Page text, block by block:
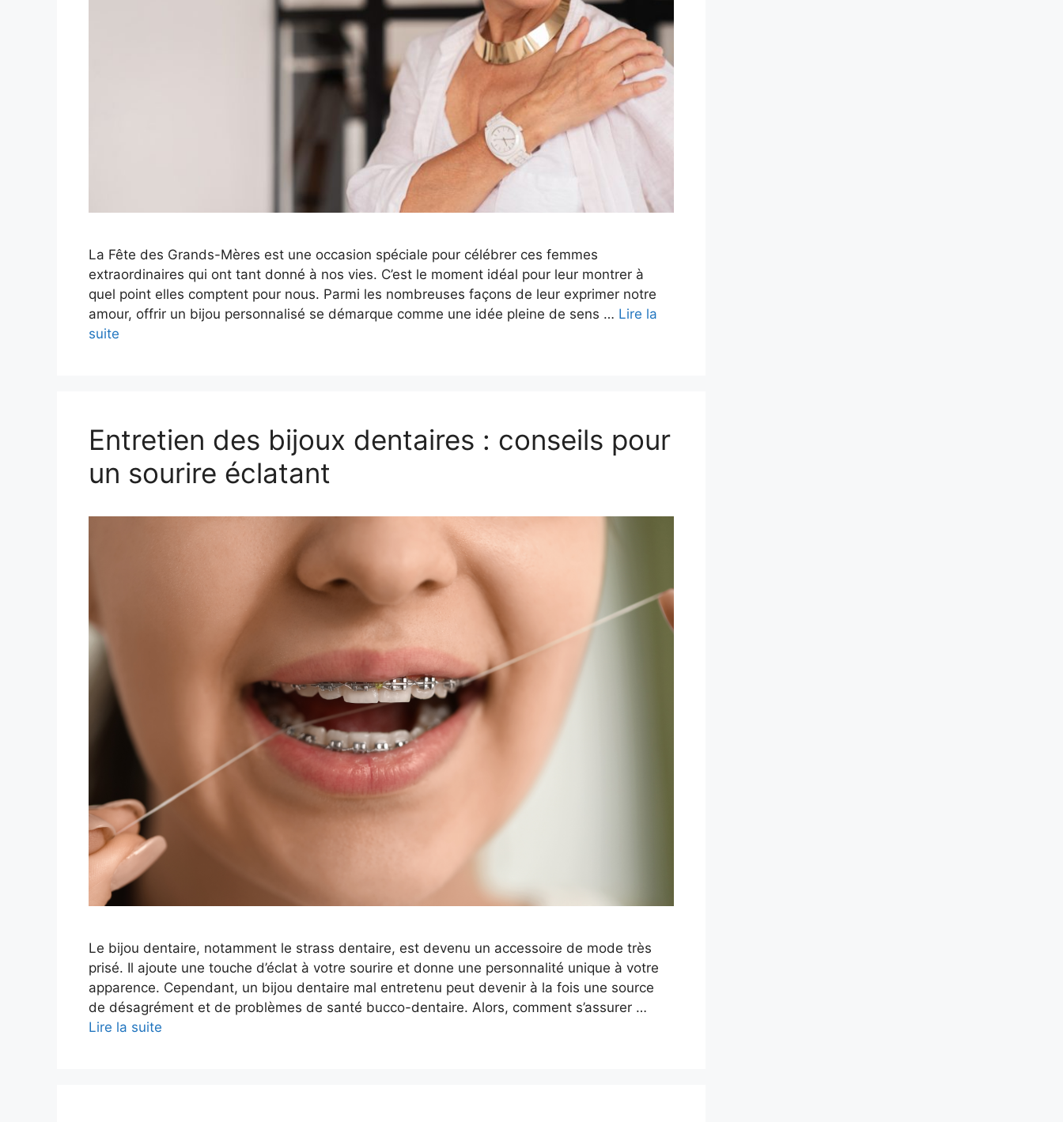
La Fête des Grands-Mères est une occasion spéciale pour célébrer ces femmes
extraordinaires qui ont tant donné à nos vies. C’est le moment idéal pour leur montrer à
quel point elles comptent pour nous. Parmi les nombreuses façons de leur exprimer notre
amour, offrir un bijou personnalisé se démarque comme une idée pleine de sens … Lire la
suite
Entretien des bijoux dentaires : conseils pour
un sourire éclatant
Le bijou dentaire, notamment le strass dentaire, est devenu un accessoire de mode très
prisé. Il ajoute une touche d’éclat à votre sourire et donne une personnalité unique à votre
apparence. Cependant, un bijou dentaire mal entretenu peut devenir à la fois une source
de désagrément et de problèmes de santé bucco-dentaire. Alors, comment s’assurer …
Lire la suite